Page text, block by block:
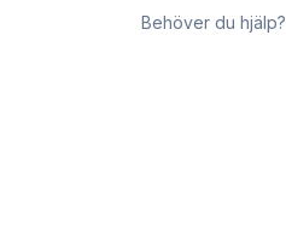
Behöver du hjälp?